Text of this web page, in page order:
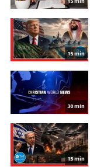
15 min
30 min
15 min